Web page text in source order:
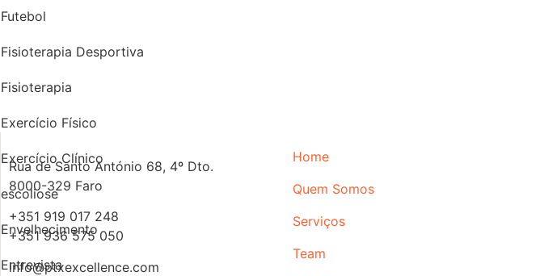
Futebol
Fisioterapia Desportiva
Fisioterapia
Exercício Físico
Exercício Clínico
escoliose
Envelhecimento
Entrevista
Rua de Santo António 68, 4º Dto.
8000-329 Faro
+351 919 017 248
+351 936 575 050
info@ptxexcellence.com
Home
Quem Somos
Serviços
Team